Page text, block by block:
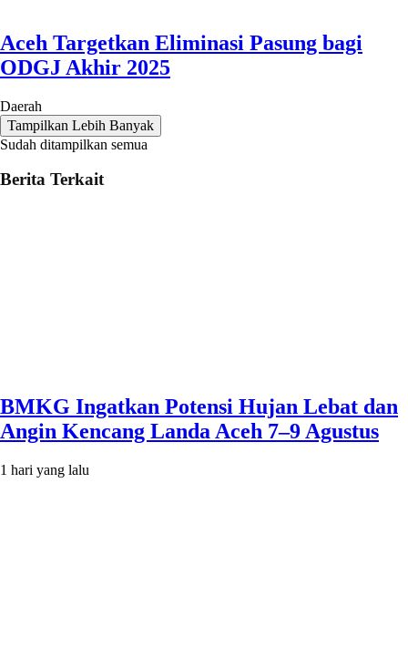
Aceh Targetkan Eliminasi Pasung bagi
ODGJ Akhir 2025
Daerah
Tampilkan Lebih Banyak
Sudah ditampilkan semua
Berita Terkait
BMKG Ingatkan Potensi Hujan Lebat dan
Angin Kencang Landa Aceh 7–9 Agustus
1 hari yang lalu